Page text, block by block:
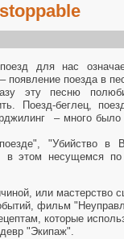
для нас
появление поезда в
эту песню
Поезд-беглец,
– много было
"Убийство в
в этом несущемся
или мастерство
фильм
которые
"Экипаж".